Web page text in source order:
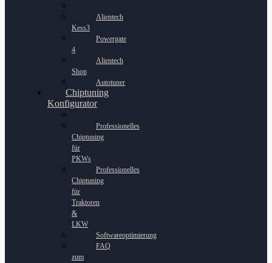
Alientech
Kess3
Powergate
4
Alientech
Shop
Autotuner
Chiptuning
Konfigurator
Professionelles
Chiptuning
für
PKWs
Professionelles
Chiptuning
für
Traktoren
&
LKW
Softwareoptimierung
FAQ
zum